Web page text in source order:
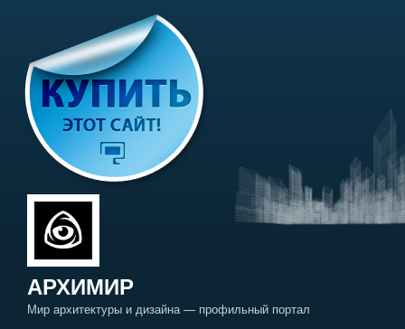
содержимому
АРХИМИР
Мир архитектуры и дизайна — профильный портал